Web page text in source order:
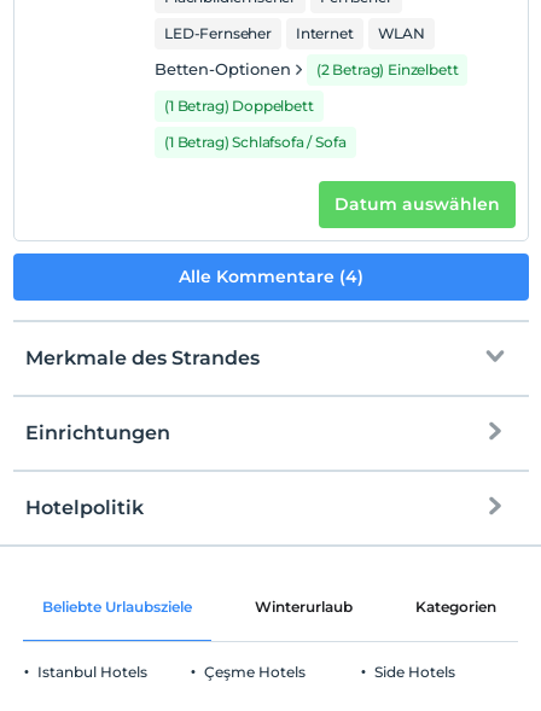
LED-Fernseher
Internet WLAN
Betten-Optionen
(2 Betrag) Einzelbett
(1 Betrag) Doppelbett
(1 Betrag) Schlafsofa / Sofa
Datum auswählen
Alle Kommentare (4)
Merkmale des Strandes
Zum Strand
Öffentlicher Strand
Sand/Kies gemischter Strand
Strandbar
Einrichtungen
Gemeinschaftsräume und alle Räume
Hotelpolitik
Einchecken
Check-out
Vor 12:00
Haustiere
Beliebte Urlaubsziele Winterurlaub Kategorien
Istanbul Hotels Çeşme Hotels Side Hotels